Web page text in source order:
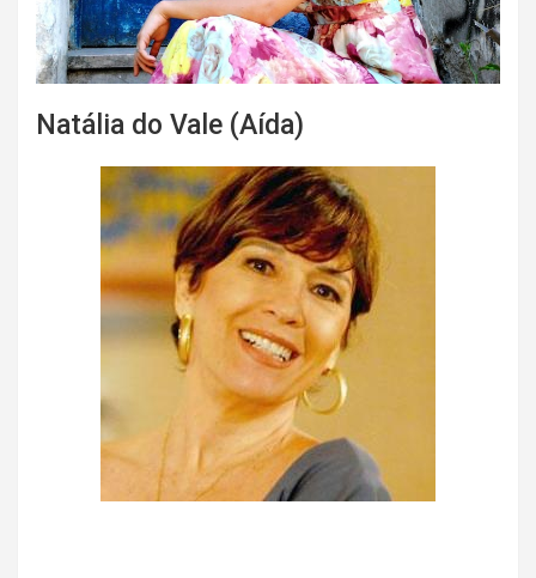
Natália do Vale (Aída)